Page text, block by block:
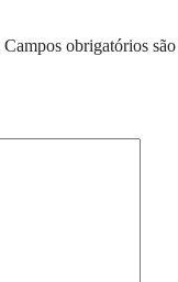
Campos obrigatórios são